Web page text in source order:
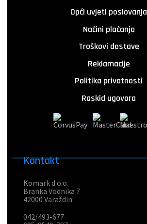
Opći uvjeti poslovanja
Načini plaćanja
Troškovi dostave
Reklamacije
Politika privatnosti
Raskid ugovora
Kontakt
Komark d.o.o.
Branka Vodnika 7
42000 Varaždin
042/493-677